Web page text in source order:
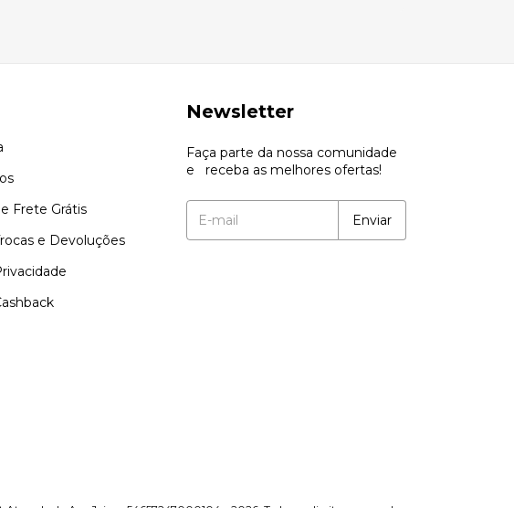
Frete Grátis
e Devoluções
Newsletter
Faça parte da nossa comunidade
e receba as melhores ofertas!